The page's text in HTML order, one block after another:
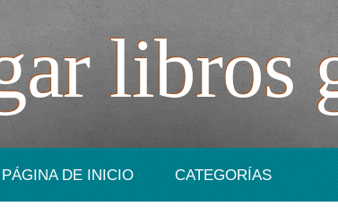
libros
PÁGINA DE INICIO CATEGORÍAS